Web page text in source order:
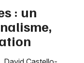
: un